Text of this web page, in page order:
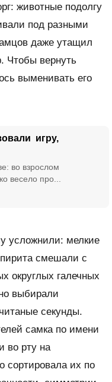
животные подолгу
под разными
даже утащил
Чтобы вернуть
выменивать его
игру,
во взрослом
весело про...
усложнили: мелкие
смешали с
округлых галечных
выбирали
секунды.
самка по имени
во рту на
сортировала их по